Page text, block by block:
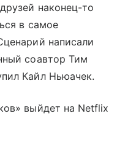
наконец-то
в самое
написали
соавтор Тим
Кайл Ньюачек.
выйдет на Netflix